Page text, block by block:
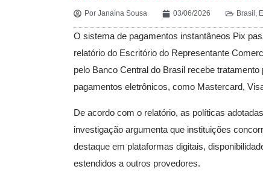
Por Janaína Sousa 03/06/2026 Brasil ,
O sistema de pagamentos instantâneos Pix
relatório do Escritório do Representante
pelo Banco Central do Brasil recebe
pagamentos eletrônicos, como Mastercard,
De acordo com o relatório, as políticas
investigação argumenta que instituições
destaque em plataformas digitais,
estendidos a outros provedores.